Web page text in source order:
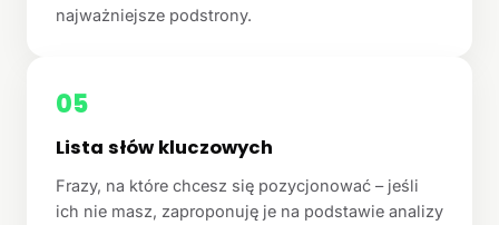
najważniejsze podstrony.
05
Lista słów kluczowych
Frazy, na które chcesz się pozycjonować – jeśli
ich nie masz, zaproponuję je na podstawie analizy